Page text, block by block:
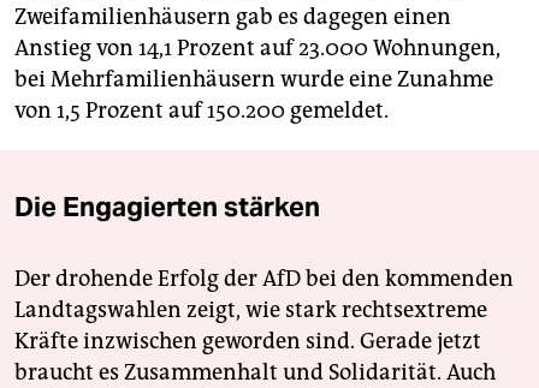
Zweifamilienhäusern gab es dagegen einen
Anstieg von 14,1 Prozent auf 23.000 Wohnungen,
bei Mehrfamilienhäusern wurde eine Zunahme
von 1,5 Prozent auf 150.200 gemeldet.
Die Engagierten stärken
Der drohende Erfolg der AfD bei den kommenden
Landtagswahlen zeigt, wie stark rechtsextreme
Kräfte inzwischen geworden sind. Gerade jetzt
braucht es Zusammenhalt und Solidarität. Auch